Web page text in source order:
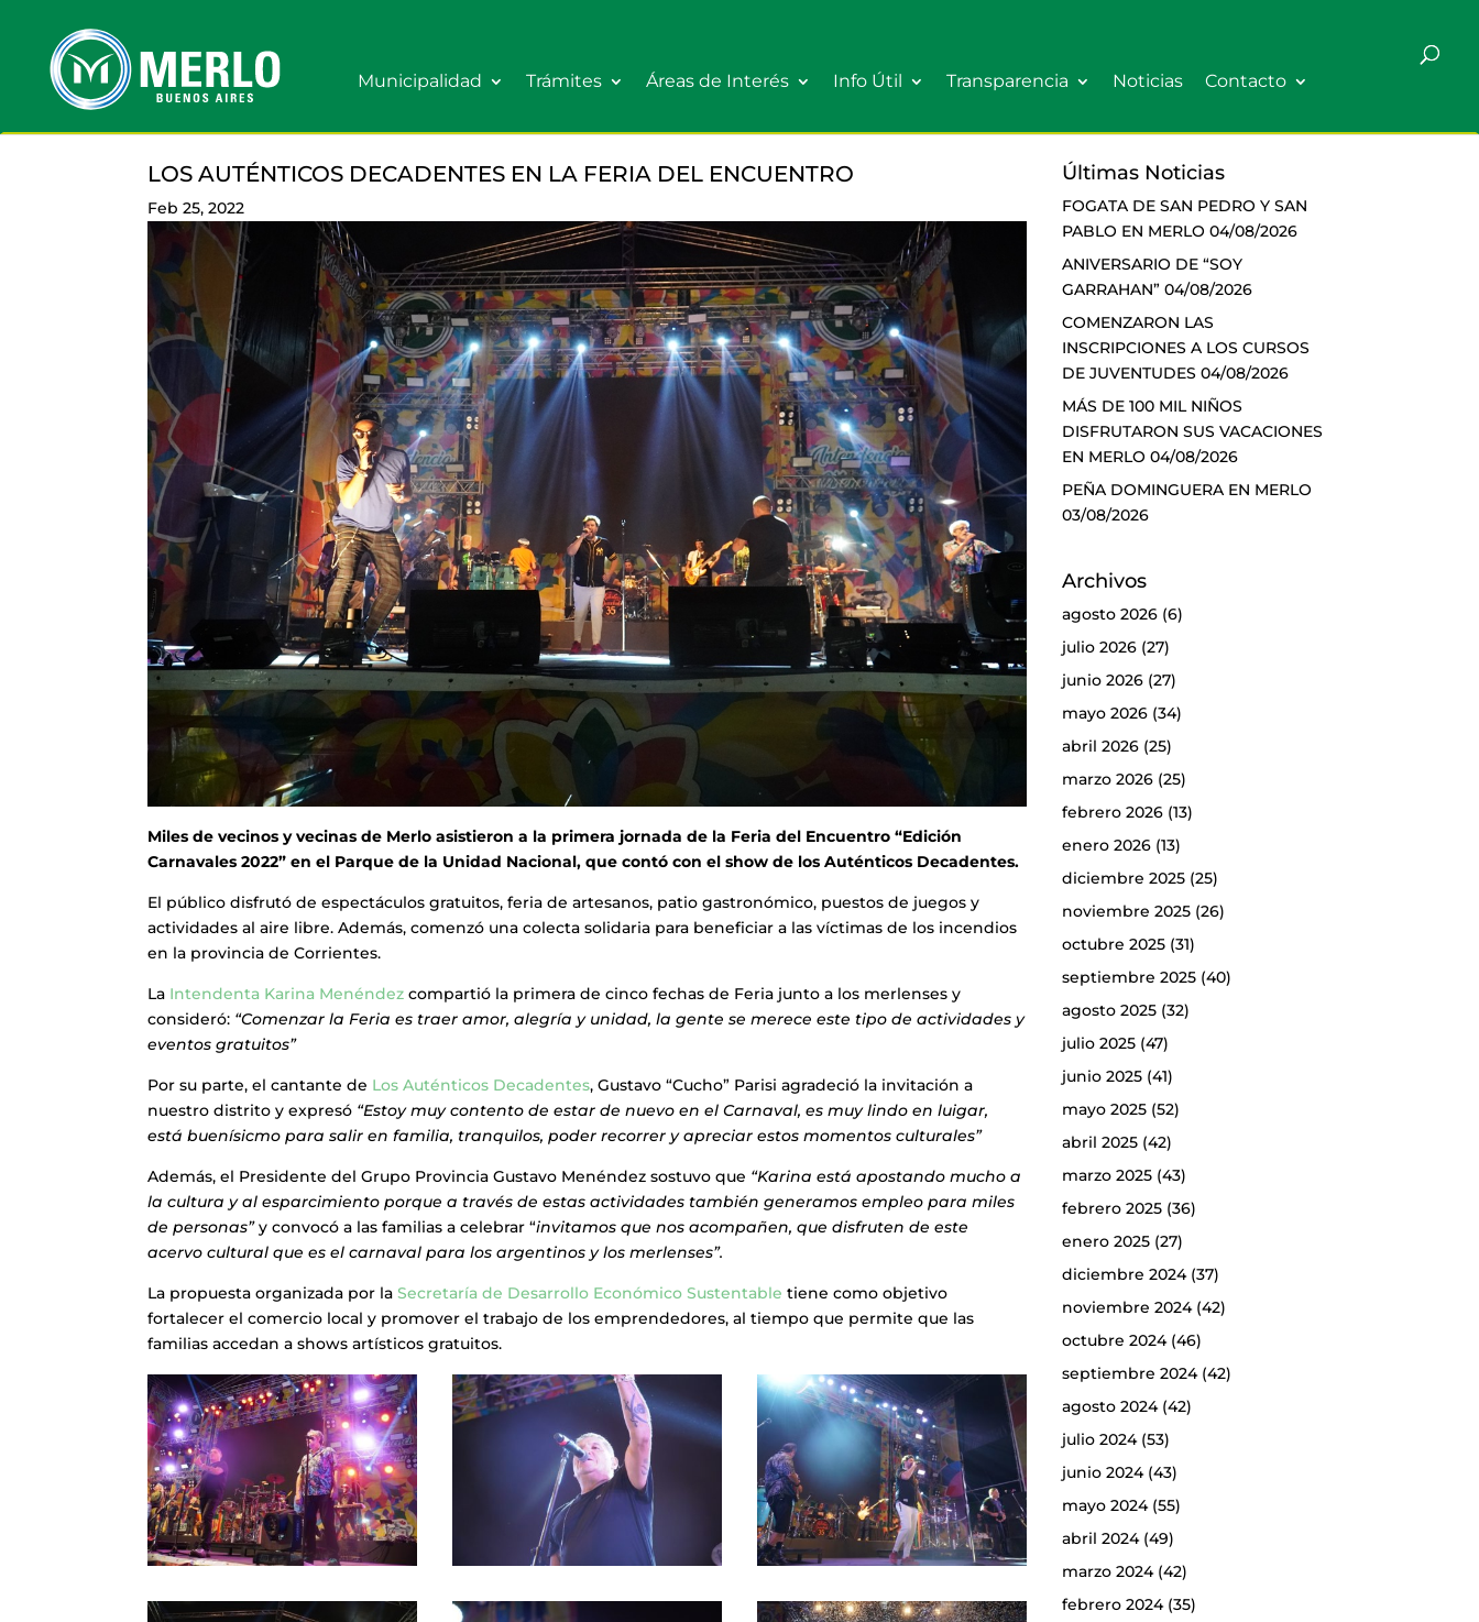
Municipalidad Trámites Áreas de Interés Info Útil Transparencia Noticias Contacto
LOS AUTÉNTICOS DECADENTES EN LA FERIA DEL ENCUENTRO
Feb 25, 2022
Miles de vecinos y vecinas de Merlo asistieron a la primera jornada de la Feria del Encuentro “Edición
Carnavales 2022” en el Parque de la Unidad Nacional, que contó con el show de los Auténticos Decadentes.
El público disfrutó de espectáculos gratuitos, feria de artesanos, patio gastronómico, puestos de juegos y
actividades al aire libre. Además, comenzó una colecta solidaria para beneficiar a las víctimas de los incendios
en la provincia de Corrientes.
La Intendenta Karina Menéndez compartió la primera de cinco fechas de Feria junto a los merlenses y
consideró: “Comenzar la Feria es traer amor, alegría y unidad, la gente se merece este tipo de actividades y
eventos gratuitos”
Por su parte, el cantante de Los Auténticos Decadentes, Gustavo “Cucho” Parisi agradeció la invitación a
nuestro distrito y expresó “Estoy muy contento de estar de nuevo en el Carnaval, es muy lindo en luigar,
está buenísicmo para salir en familia, tranquilos, poder recorrer y apreciar estos momentos culturales”
Además, el Presidente del Grupo Provincia Gustavo Menéndez sostuvo que “Karina está apostando mucho a
la cultura y al esparcimiento porque a través de estas actividades también generamos empleo para miles
de personas”y convocó a las familias a celebrar “invitamos que nos acompañen, que disfruten de este
acervo cultural que es el carnaval para los argentinos y los merlenses”.
La propuesta organizada por laSecretaría de Desarrollo Económico Sustentable tiene como objetivo
fortalecer el comercio local y promover el trabajo de los emprendedores, al tiempo que permite que las
familias accedan a shows artísticos gratuitos.
Últimas Noticias
FOGATA DE SAN PEDRO Y SAN
PABLO EN MERLO 04/08/2026
ANIVERSARIO DE “SOY
GARRAHAN” 04/08/2026
COMENZARON LAS
INSCRIPCIONES A LOS CURSOS
DE JUVENTUDES 04/08/2026
MÁS DE 100 MIL NIÑOS
DISFRUTARON SUS VACACIONES
EN MERLO 04/08/2026
PEÑA DOMINGUERA EN MERLO
03/08/2026
Archivos
agosto 2026(6)
julio 2026(27)
junio 2026(27)
mayo 2026(34)
abril 2026(25)
marzo 2026(25)
febrero 2026(13)
enero 2026(13)
diciembre 2025(25)
noviembre 2025(26)
octubre 2025(31)
septiembre 2025(40)
agosto 2025(32)
julio 2025(47)
junio 2025(41)
mayo 2025(52)
abril 2025(42)
marzo 2025(43)
febrero 2025(36)
enero 2025(27)
diciembre 2024(37)
noviembre 2024(42)
octubre 2024(46)
septiembre 2024(42)
agosto 2024(42)
julio 2024(53)
junio 2024(43)
mayo 2024(55)
abril 2024(49)
marzo 2024(42)
febrero 2024(35)